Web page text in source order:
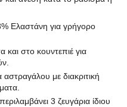
Ελαστάνη για γρήγορο
και στο κουντεπιέ για
με διακριτική
3 ζευγάρια ίδιου